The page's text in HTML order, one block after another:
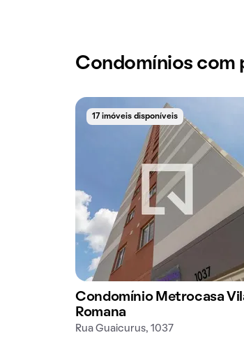
Condomínios com
17 imóveis disponíveis
Condomínio Metrocasa
Romana
Rua Guaicurus, 1037